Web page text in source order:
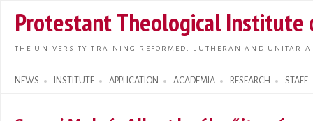
main
Protestant Theological Institute
THE UNIVERSITY TRAINING REFORMED, LUTHERAN AND
NEWS INSTITUTE APPLICATION ACADEMIA RESEARCH STAFF
Search form